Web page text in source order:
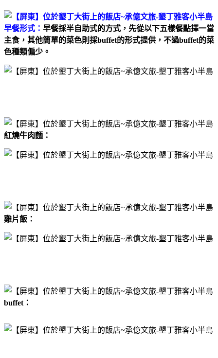
早餐形式： 早餐採半自助式的方式，先從以下五樣餐點擇一當
主食，其他簡單的菜色則採buffet的形式提供，不過buffet的菜
色種類偏少。
紅燒牛肉麵：
雞片飯：
buffet：